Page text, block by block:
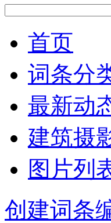
首页
词条分
最新动
建筑摄
图片列
创建词条